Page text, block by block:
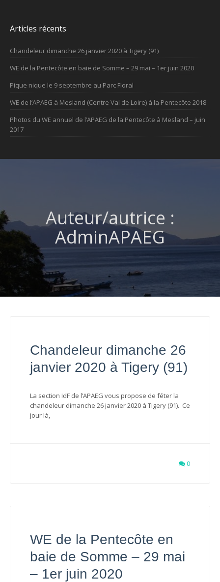
Articles récents
Chandeleur dimanche 26 janvier 2020 à Tigery (91)
WE de la Pentecôte en baie de Somme – 29 mai – 1er juin 2020
Pique nique le 9 septembre au Parc Floral
WE de l’APAEG à Mesland (Centre Val de Loire) à la Pentecôte 2018
Photos du WE annuel de l’APAEG de la Pentecôte à Mesland – juin
2017
Auteur/autrice :
AdminAPAEG
Chandeleur dimanche 26
janvier 2020 à Tigery (91)
La section IdF de l’APAEG vous propose de féter la
chandeleur dimanche 26 janvier 2020 à Tigery (91). Ce
jour là,
0
WE de la Pentecôte en
baie de Somme – 29 mai
– 1er juin 2020